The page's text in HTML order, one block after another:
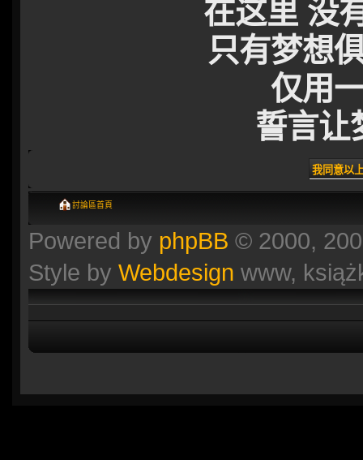
在这里 没
只有梦想
仅用
誓言让
討論區首頁
Powered by phpBB © 2000,
Style by Webdesign www,